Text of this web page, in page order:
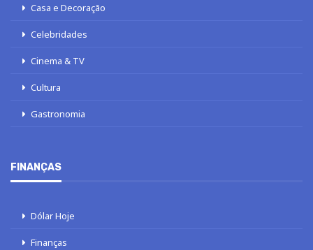
Casa e Decoração
Celebridades
Cinema & TV
Cultura
Gastronomia
FINANÇAS
Dólar Hoje
Finanças